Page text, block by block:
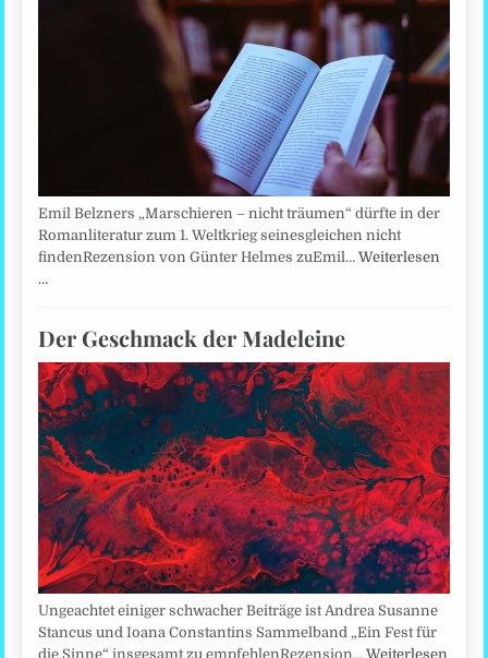
Emil Belzners „Marschieren – nicht träumen“ dürfte in der
Romanliteratur zum 1. Weltkrieg seinesgleichen nicht
findenRezension von Günter Helmes zuEmil…Weiterlesen
…
Der Geschmack der Madeleine
Ungeachtet einiger schwacher Beiträge ist Andrea Susanne
Stancus und Ioana Constantins Sammelband „Ein Fest für
die Sinne“ insgesamt zu empfehlenRezension…Weiterlesen